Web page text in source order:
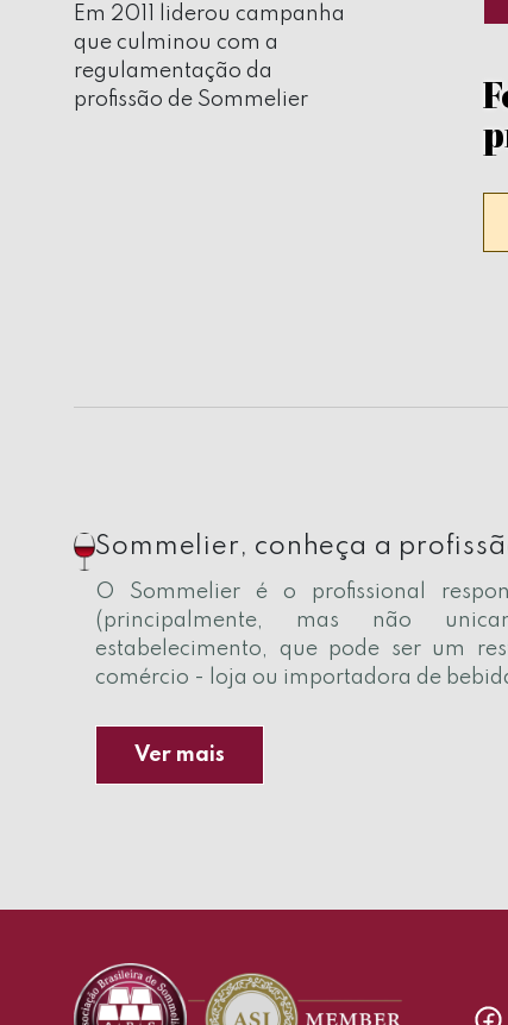
Em 2011 liderou campanha
que culminou com a
regulamentação da
profissão de Sommelier
Sommelier, conheça a
O Sommelier é o profissional
(principalmente, mas não
estabelecimento, que pode ser um
comércio - loja ou importadora de
Ver mais